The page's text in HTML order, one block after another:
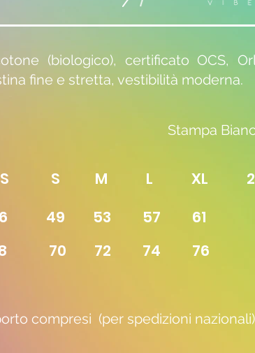
(biologico), certificato OCS,
fine e stretta, vestibilità moderna.
Stampa
S M L XL
49 53 57 61
70 72 74 76
compresi (per spedizioni nazionali)